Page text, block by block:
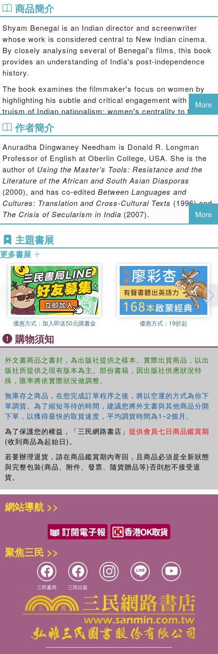
商品簡介
Shyam Benegal is an Indian director and screenwriter
whose work is considered central to New Indian cinema.
By closely analysing several of Benegal's films, this book
provides an understanding of India's post-independence
history.
The book examines the filmmaker's focus on women by
highlighting his subtle and critical engagement with a
truism of Indian nationalism: women's centrality to the
(nation-) state's negotiation with modernity. It looks at the
importance Benegal accords to history – its little known,
contested, or iconic events and figures – in crafting
national culture and identities, and goes on to discuss the
filmmaker's nuanced representation of the developmental
agendas of the nation-state. The book presents an
account of the relationship of historical film and fiction to
official history, and provides a fuller understanding of
Indian cinema, and how it is shaped by as well as itself
shapes national imperatives.
Filling a gap in the literature, the book offers an analysis of
cinematic treatment of post-independence narratives and
gives important insights into the imagination of the time. It
is a useful contribution for students and scholars of Film
Studies, South Asian History and South Asian Culture.
More
作者簡介
Anuradha Dingwaney Needham is Donald R. Longman
Professor of English at Oberlin College, USA. She is the
author of Using the Master’s Tools: Resistance and the
Literature of the African and South Asian Diasporas
(2000), and has co-edited Between Languages and
Cultures: Translation and Cross-Cultural Texts (1996) and
The Crisis of Secularism in India (2007). More
主題書展
更多書展
優惠方式： 加入即送50元購書金 優惠方式： 19折起
購物須知
外文書商品之書封，為出版社提供之樣本。實際出貨商品，以出
版社所提供之現有版本為主。部份書籍，因出版社供應狀況特
殊，匯率將依實際狀況做調整。
無庫存之商品，在您完成訂單程序之後，將以空運的方式為你下
單調貨。為了縮短等待的時間，建議您將外文書與其他商品分開
下單，以獲得最快的取貨速度，平均調貨時間為1~2個月。
為了保護您的權益，「三民網路書店」 提供會員七日商品鑑賞期
(收到商品為起始日)。
若要辦理退貨，請在商品鑑賞期內寄回，且商品必須是全新狀態
與完整包裝(商品、附件、發票、隨貨贈品等)否則恕不接受退
貨。
網站導航 >>
聚焦三民 >>
三民書局 三民出版